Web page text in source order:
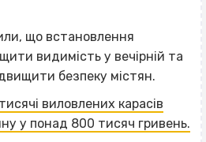
що встановлення
видимість у вечірній та
безпеку містян.
виловлених карасів
у понад 800 тисяч гривень.